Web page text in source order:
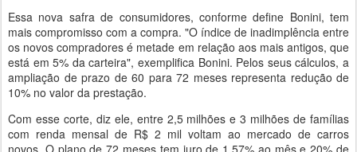
Essa nova safra de consumidores, conforme define Bonini, tem
mais compromisso com a compra. "O índice de inadimplência entre
os novos compradores é metade em relação aos mais antigos, que
está em 5% da carteira", exemplifica Bonini. Pelos seus cálculos, a
ampliação de prazo de 60 para 72 meses representa redução de
10% no valor da prestação.
Com esse corte, diz ele, entre 2,5 milhões e 3 milhões de famílias
com renda mensal de R$ 2 mil voltam ao mercado de carros